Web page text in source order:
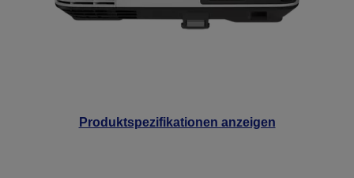
Produktspezifikationen anzeigen